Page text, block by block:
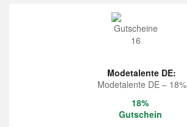
Modetalente DE:
Modetalente DE – 18%
18%
Gutschein